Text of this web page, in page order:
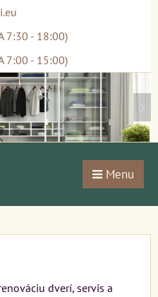
7:30 - 18:00)
7:00 - 15:00)
Menu
dverí, servis a